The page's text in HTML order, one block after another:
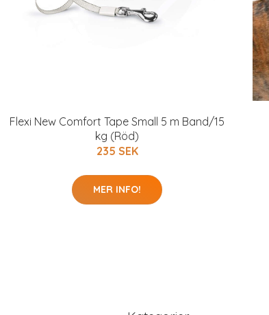
Flexi New Comfort Tape Small 5 m Band/15
kg (Röd)
235 SEK
MER INFO!